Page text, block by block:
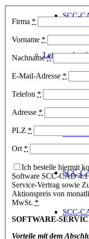
SCC-
SCC-
SCC-
SCC-
Firma *
Vorname *
Nachname*
E-Mail-Adresse *
Telefon *
Adresse *
PLZ *
Ort *
Ich bestelle hiermit
Software SCC-CAD
Service-Vertrag sowie
Aktionspreis von
MwSt. *
SOFTWARE-
Vorteile mit dem